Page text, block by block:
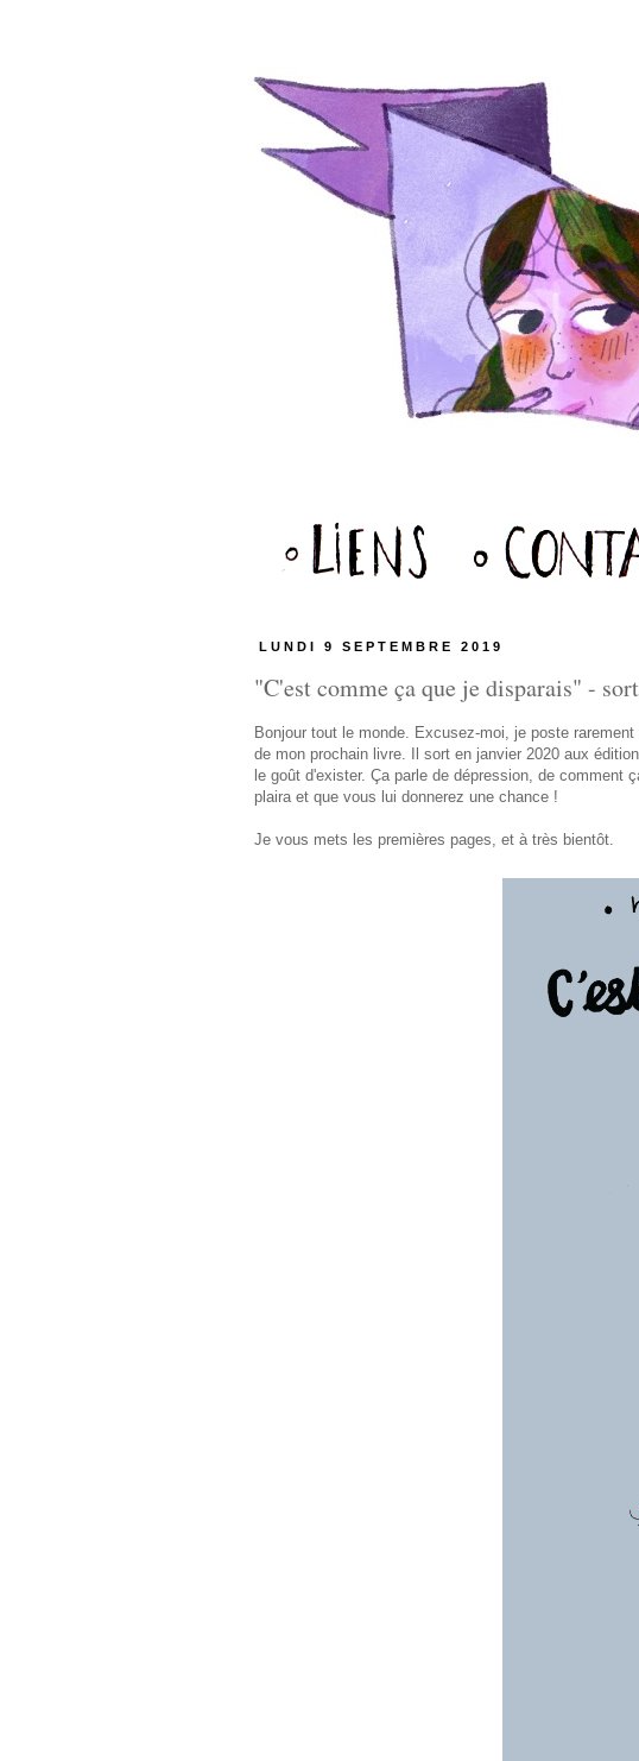
LUNDI 9 SEPTEMBRE 2019
"C'est comme ça que je disparais" -
Bonjour tout le monde. Excusez-moi, je poste
de mon prochain livre. Il sort en janvier 2020 aux
le goût d'exister. Ça parle de dépression, de
plaira et que vous lui donnerez une chance !
Je vous mets les premières pages, et à très bientôt.